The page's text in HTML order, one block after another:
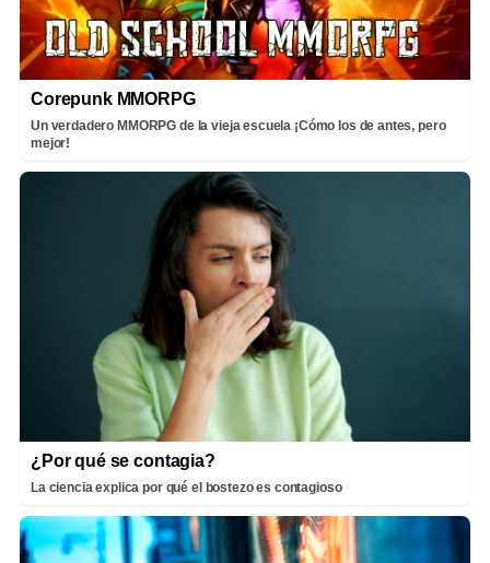
Corepunk MMORPG
Un verdadero MMORPG de la vieja escuela ¡Cómo los de antes, pero
mejor!
¿Por qué se contagia?
La ciencia explica por qué el bostezo es contagioso